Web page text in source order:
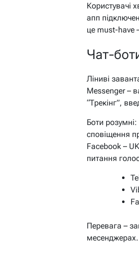
Користувачі
апп
це must-have
Чат-
Ліниві
Messenger –
“Трекінг”,
Боти
сповіщення
Facebook –
питання
Перевага –
месенджерах.